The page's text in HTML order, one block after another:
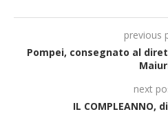
previous
Pompei, consegnato al
next
IL COMPLEANNO,